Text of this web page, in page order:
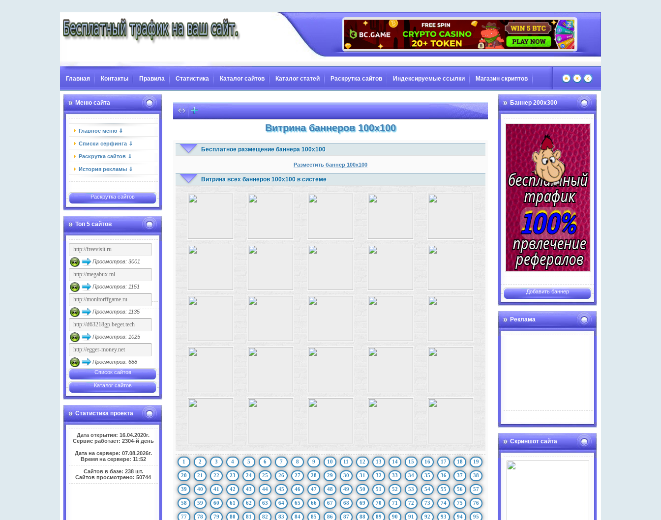
Главная Контакты Правила Статистика Каталог сайтов Каталог статей Раскрутка сайтов Индексируемые ссылки Магазин скриптов
Меню сайта
Главное меню ⇓
Списки серфинга ⇓
Раскрутка сайтов ⇓
История рекламы ⇓
Раскрутка сайтов
Топ 5 сайтов
Просмотров: 3001
Просмотров: 1151
Просмотров: 1135
Просмотров: 1025
Просмотров: 688
Список сайтов
Каталог сайтов
Статистика проекта
Дата открытия: 16.04.2020г.
Сервис работает: 2304-й день
Дата на сервере: 07.08.2026г.
Время на сервере: 11:52
Сайтов в базе: 238 шт.
Сайтов просмотрено: 50744
Баннер 200х300
Добавить баннер
Реклама
Скриншот сайта
Витрина баннеров 100x100
Бесплатное размещение баннера 100x100
Разместить баннер 100x100
Витрина всех баннеров 100x100 в системе
1 2 3 4 5 6 7 8 9 10 11 12 13 14 15 16 17 18 19
20 21 22 23 24 25 26 27 28 29 30 31 32 33 34 35 36 37 38
39 40 41 42 43 44 45 46 47 48 49 50 51 52 53 54 55 56 57
58 59 60 61 62 63 64 65 66 67 68 69 70 71 72 73 74 75 76
77 78 79 80 81 82 83 84 85 86 87 88 89 90 91 92 93 94 95